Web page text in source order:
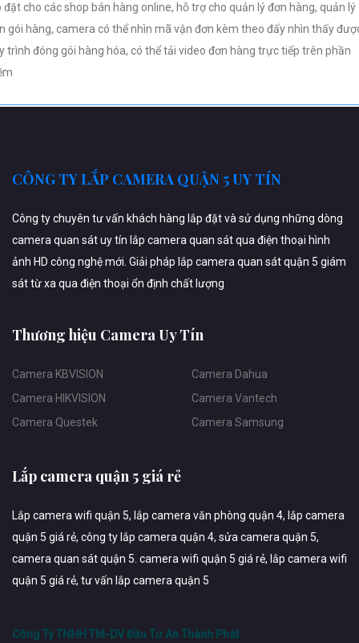
đặt cho các shop bán hàng online, hỗ trợ cho quản lý đơn hàng, quản lý
gói hàng, camera có thể nhìn mã vận đơn kèm theo đấy nhìn thấy
trình đóng gói hàng hóa, có thể tải video đơn hàng trực tiếp trên phần
CÔNG TY LẮP CAMERA QUẬN 5 UY TÍN
Công ty chuyên tư vấn khách hàng lắp đặt và sử dụng những dòng
camera quan sát uy tín lắp camera quan sát qua điện thoại hình
ảnh HD công nghệ mới. Giải pháp lắp camera quan sát quận 5 giám
sát từ xa qua điện thoại ổn định chất lượng
Thương hiệu Camera Uy Tín
Camera KBVISION
Camera HIKVISION
Camera Questek
Camera Dahua
Camera Vantech
Camera Samsung
Lắp camera quận 5 giá rẻ
Lắp camera wifi quận 5, lắp camera văn phòng quận 4, lắp camera
quận 5 giá rẻ, công ty lắp camera quận 4, sửa camera quận 5,
camera quan sát quận 5. camera wifi quận 5 giá rẻ, lắp camera wifi
quận 5 giá rẻ, tư vấn lắp camera quận 5
Công Ty TNHH TM-DV Đầu Tư An Thành Phát